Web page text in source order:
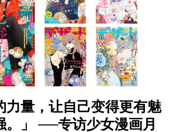
力量，让自己变得更有魅
。」 ──专访少女漫画月